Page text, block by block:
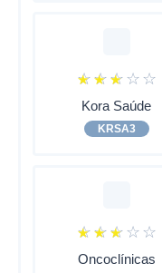
☆ ☆ ☆ ☆ ☆
Kora Saúde
KRSA3
☆ ☆ ☆ ☆ ☆
Oncoclínicas